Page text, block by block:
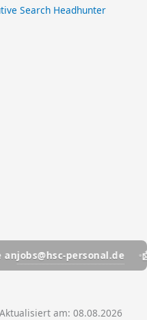
personal.de 📩
Aktualisiert am: 08.08.2026